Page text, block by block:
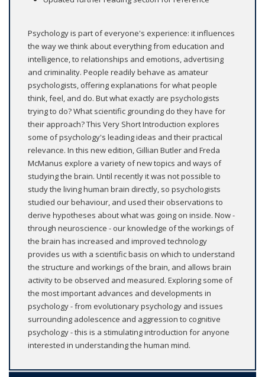
Psychology is part of everyone's experience: it influences
the way we think about everything from education and
intelligence, to relationships and emotions, advertising
and criminality. People readily behave as amateur
psychologists, offering explanations for what people
think, feel, and do. But what exactly are psychologists
trying to do? What scientific grounding do they have for
their approach? This Very Short Introduction explores
some of psychology's leading ideas and their practical
relevance. In this new edition, Gillian Butler and Freda
McManus explore a variety of new topics and ways of
studying the brain. Until recently it was not possible to
study the living human brain directly, so psychologists
studied our behaviour, and used their observations to
derive hypotheses about what was going on inside. Now -
through neuroscience - our knowledge of the workings of
the brain has increased and improved technology
provides us with a scientific basis on which to understand
the structure and workings of the brain, and allows brain
activity to be observed and measured. Exploring some of
the most important advances and developments in
psychology - from evolutionary psychology and issues
surrounding adolescence and aggression to cognitive
psychology - this is a stimulating introduction for anyone
interested in understanding the human mind.